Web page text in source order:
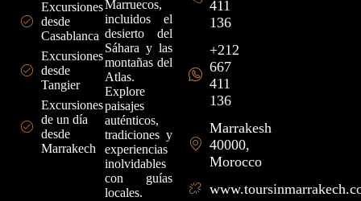
Excursiones
desde
Casablanca
Excursiones
desde
Tangier
Excursiones
de un día
desde
Marrakech
Marruecos,
incluidos el
desierto del
Sáhara y las
montañas del
Atlas.
Explore
paisajes
auténticos,
tradiciones y
experiencias
inolvidables
con guías
locales.
411
136
+212
667
411
136
Marrakesh
40000,
Morocco